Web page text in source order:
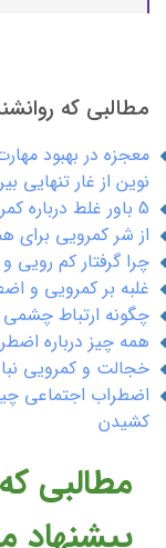
مطالبی که
معجزه در بهبود
نوین از غار تنهایی
5 باور غلط درباره کمرویی و اضطراب اجتماعی+ درمان
از شر کمرویی
چرا گرفتار کم
غلبه بر کمرویی و
چگونه ارتباط چشمی
همه چیز درباره
خجالت و کمرویی
اضطراب اجتماعی
کشیدن
مطالبی
پیشنهاد